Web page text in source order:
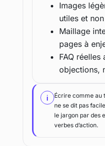
Images
utiles et
Maillage
pages à
FAQ réelles
objections,
i
Écrire comme au
ne se dit pas
le jargon par des
verbes d’action.